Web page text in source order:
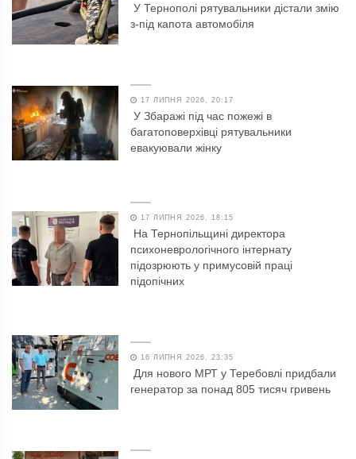
У Тернополі рятувальники дістали змію
з-під капота автомобіля
17 ЛИПНЯ 2026, 20:17
У Збаражі під час пожежі в
багатоповерхівці рятувальники
евакуювали жінку
17 ЛИПНЯ 2026, 18:15
На Тернопільщині директора
психоневрологічного інтернату
підозрюють у примусовій праці
підопічних
16 ЛИПНЯ 2026, 23:35
Для нового МРТ у Теребовлі придбали
генератор за понад 805 тисяч гривень